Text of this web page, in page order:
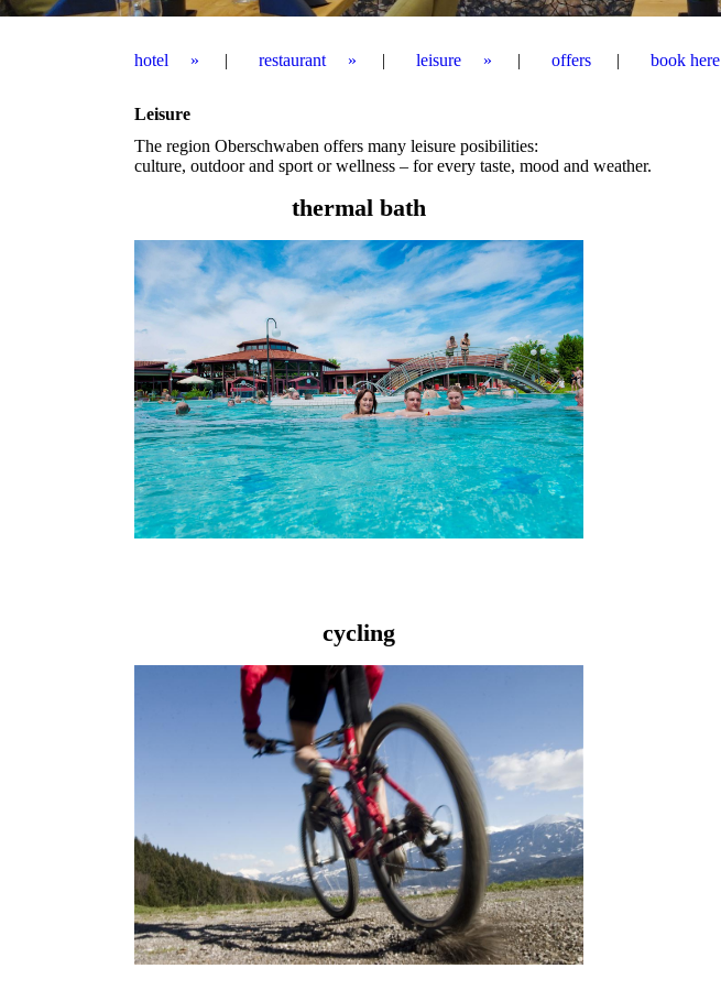
hotel restaurant leisure offers book here
Leisure
The region Oberschwaben offers many leisure posibilities:
culture, outdoor and sport or wellness – for every taste, mood and weather.
thermal bath
cycling